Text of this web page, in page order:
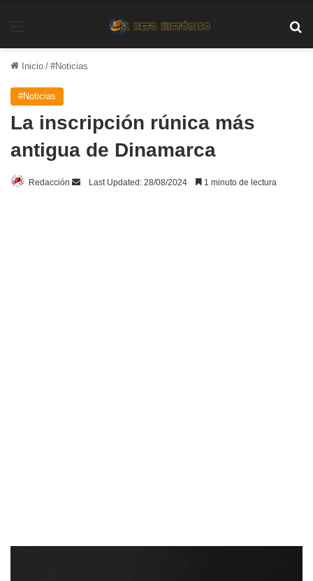
Inicio / #Noticias
#Noticias
La inscripción rúnica más
antigua de Dinamarca
Redacción
SendLast Updated: 28/08/2024 1 minuto de lectura